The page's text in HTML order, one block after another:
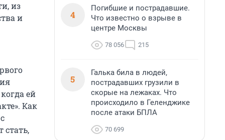
из
и
ей
Как
стать,
4
Погибшие и пострадавшие.
Что известно о взрыве в
центре Москвы
78 056 215
5
Галька била в людей,
пострадавших грузили в
скорые на лежаках. Что
происходило в Геленджике
после атаки БПЛА
70 699